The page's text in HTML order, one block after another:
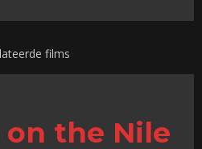
films
on the Nile